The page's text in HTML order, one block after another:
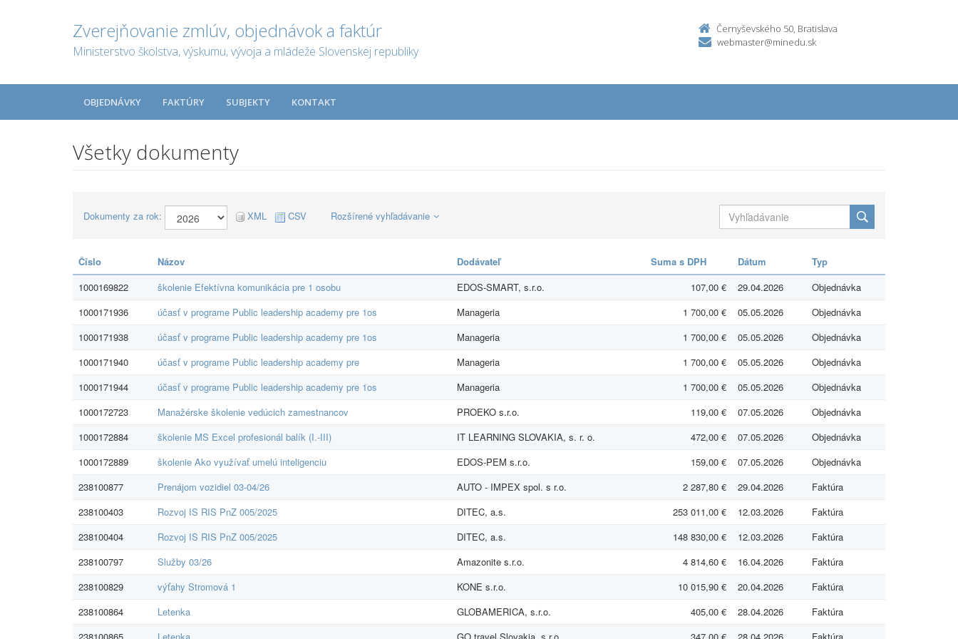
Zverejňovanie zmlúv, objednávok a faktúr
Ministerstvo školstva, výskumu, vývoja a mládeže Slovenskej republiky
Černyševského 50, Bratislava
webmaster@minedu.sk
OBJEDNÁVKY FAKTÚRY SUBJEKTY KONTAKT
Všetky dokumenty
Dokumenty za rok: XML CSV Rozšírené vyhľadávanie
Číslo Názov Dodávateľ Suma s DPH Dátum
Typ
1000169822
školenie Efektívna komunikácia pre 1 osobu EDOS-SMART, s.r.o. 107,00 € 29.04.2026
Objednávka
1000171936
účasť v programe Public leadership academy pre 1os Manageria 1 700,00 € 05.05.2026
Objednávka
1000171938
účasť v programe Public leadership academy pre 1os Manageria 1 700,00 € 05.05.2026
Objednávka
1000171940
účasť v programe Public leadership academy pre Manageria 1 700,00 € 05.05.2026
Objednávka
1000171944
účasť v programe Public leadership academy pre 1os Manageria 1 700,00 € 05.05.2026
Objednávka
1000172723
Manažérske školenie vedúcich zamestnancov PROEKO s.r.o. 119,00 € 07.05.2026
Objednávka
1000172884
školenie MS Excel profesionál balík (I.-III) IT LEARNING SLOVAKIA, s. r. o. 472,00 € 07.05.2026
Objednávka
1000172889
školenie Ako využívať umelú inteligenciu EDOS-PEM s.r.o. 159,00 € 07.05.2026
Objednávka
238100877
Prenájom vozidiel 03-04/26 AUTO - IMPEX spol. s r.o. 2 287,80 € 29.04.2026
Faktúra
238100403
Rozvoj IS RIS PnZ 005/2025 DITEC, a.s. 253 011,00 € 12.03.2026
Faktúra
238100404
Rozvoj IS RIS PnZ 005/2025 DITEC, a.s. 148 830,00 € 12.03.2026
Faktúra
238100797
Služby 03/26 Amazonite s.r.o. 4 814,60 € 16.04.2026
Faktúra
238100829
výťahy Stromová 1 KONE s.r.o. 10 015,90 € 20.04.2026
Faktúra
238100864
Letenka GLOBAMERICA, s.r.o. 405,00 € 28.04.2026
Faktúra
238100865
Letenka GO travel Slovakia, s.r.o. 347,00 € 28.04.2026 Faktúra